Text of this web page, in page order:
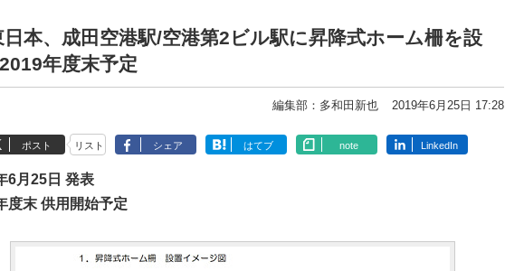
本、成田空港駅/空港第2ビル駅に昇降式ホーム柵を設
年度末予定
編集部：多和田新也 2019年6月25日 17:28
ポスト リスト シェア はてブ note LinkedIn
6月25日 発表
度末 供用開始予定